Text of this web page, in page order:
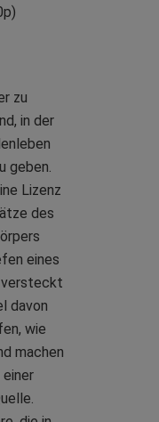
zu
in der
geben.
Lizenz
des
eines
versteckt
davon
wie
machen